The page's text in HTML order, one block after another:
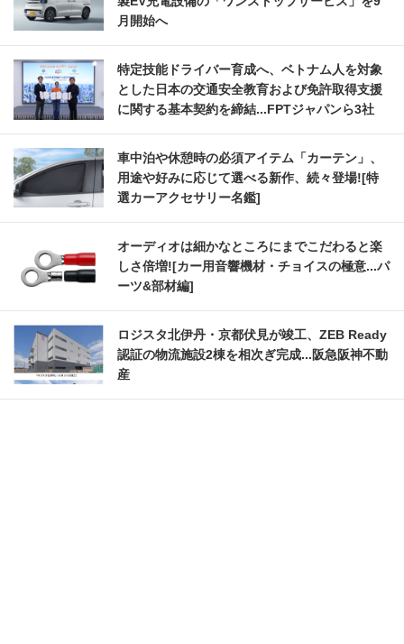
月開始へ
特定技能ドライバー育成へ、ベトナム人を対象
とした日本の交通安全教育および免許取得支援
に関する基本契約を締結...FPTジャパンら3社
車中泊や休憩時の必須アイテム「カーテン」、
用途や好みに応じて選べる新作、続々登場![特
選カーアクセサリー名鑑]
オーディオは細かなところにまでこだわると楽
しさ倍増![カー用音響機材・チョイスの極意...パ
ーツ&部材編]
ロジスタ北伊丹・京都伏見が竣工、ZEB Ready
認証の物流施設2棟を相次ぎ完成...阪急阪神不動
産